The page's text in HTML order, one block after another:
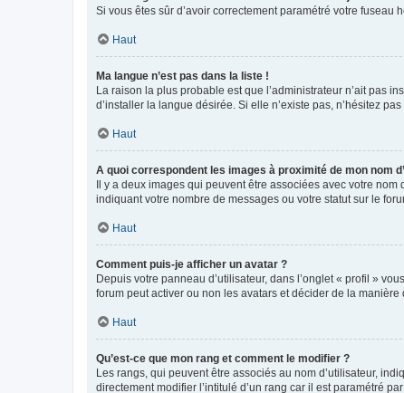
Si vous êtes sûr d’avoir correctement paramétré votre fuseau
Haut
Ma langue n’est pas dans la liste !
La raison la plus probable est que l’administrateur n’ait pas
d’installer la langue désirée. Si elle n’existe pas, n’hésitez
Haut
A quoi correspondent les images à proximité de mon nom
Il y a deux images qui peuvent être associées avec votre
indiquant votre nombre de messages ou votre statut sur le
Haut
Comment puis-je afficher un avatar ?
Depuis votre panneau d’utilisateur, dans l’onglet « profil »
forum peut activer ou non les avatars et décider de la
Haut
Qu’est-ce que mon rang et comment le modifier ?
Les rangs, qui peuvent être associés au nom d’utilisateur,
directement modifier l’intitulé d’un rang car il est paramétré